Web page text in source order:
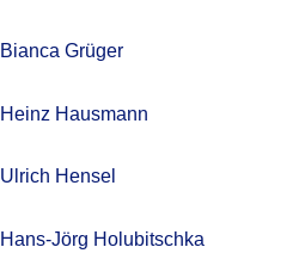
Bianca Grüger
Heinz Hausmann
Ulrich Hensel
Hans-Jörg Holubitschka